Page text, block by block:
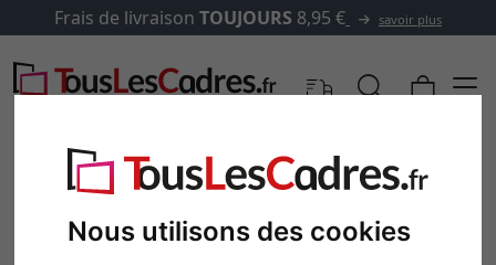
Nous utilisons des cookies
Frais de livraison TOUJOURS 8,95 € savoir plus